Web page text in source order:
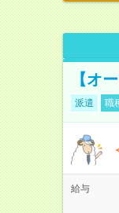
【オ
派遣 職
給与